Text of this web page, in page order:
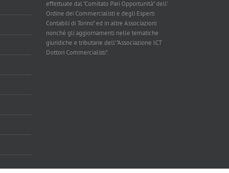
effettuate dal "Comitato Pari Opportunità" dell'
Ordine dei Commercialisti e degli Esperti
Contabili di Torino" ed in altre Associazioni
nonchè gli aggiornamenti nelle tematiche
giuridiche e tributarie dell'"Associazione ICT
Dottori Commercialisti".